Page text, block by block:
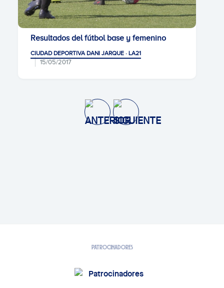
Resultados del fútbol base y femenino
CIUDAD DEPORTIVA DANI JARQUE · LA21
15/05/2017
PATROCINADORES